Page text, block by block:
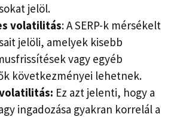
jelöl.
volatilitás: A SERP-k mérsékelt
jelöli, amelyek kisebb
vagy egyéb
következményei lehetnek.
Ez azt jelenti, hogy a
ingadozása gyakran korrelál a